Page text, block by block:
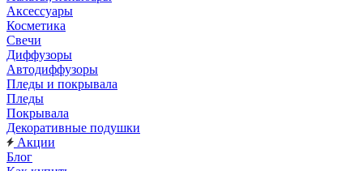
Аксессуары
Косметика
Свечи
Диффузоры
Автодиффузоры
Пледы и покрывала
Пледы
Покрывала
Декоративные подушки
Акции
Блог